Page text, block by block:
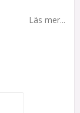
Läs mer...